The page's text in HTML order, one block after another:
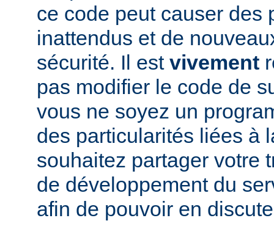
ce code peut causer des
inattendus et de
sécurité. Il est vivement
pas modifier le code de
vous ne soyez un
des particularités liées à
souhaitez partager votre
de développement du
afin de pouvoir en